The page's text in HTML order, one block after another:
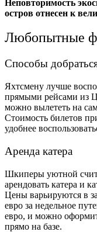
Неповторимость
остров отнесен к
Любопытные
Способы
Яхтсмену лучше
прямыми рейсами из
можно вылететь на
Стоимость билетов
удобнее
Аренда катера
Шкиперы уютной
арендовать катера и
Цены варьируются в
евро за недельное
евро, и можно
прямо на базе.